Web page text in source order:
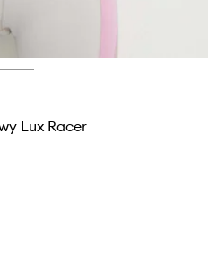
Lux Racer